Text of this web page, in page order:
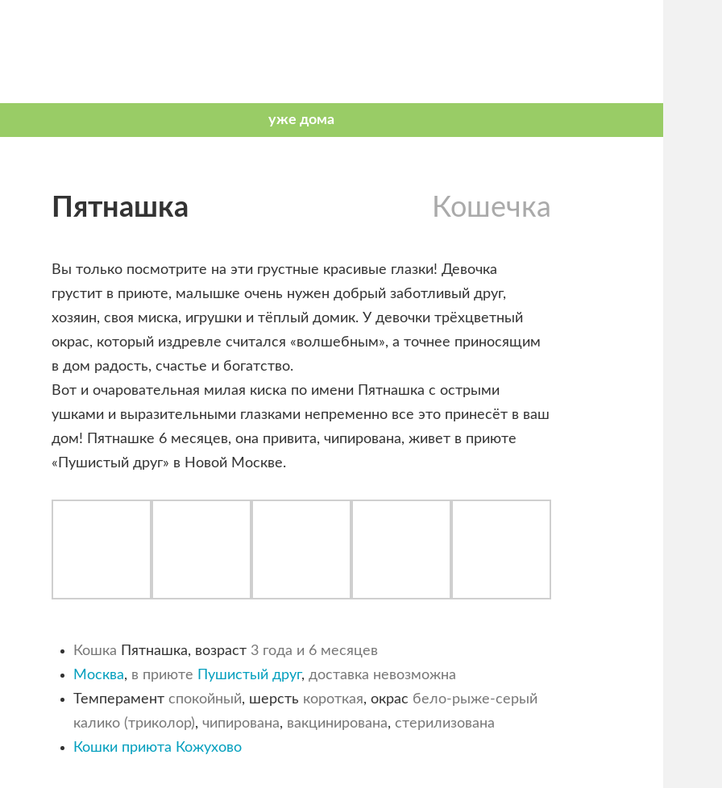
Кошечка
Пятнашка
Вы только посмотрите на эти грустные красивые глазки! Девочка
грустит в приюте, малышке очень нужен добрый заботливый друг,
хозяин, своя миска, игрушки и тёплый домик. У девочки трёхцветный
окрас, который издревле считался «волшебным», а точнее приносящим
в дом радость, счастье и богатство.
Вот и очаровательная милая киска по имени Пятнашка с острыми
ушками и выразительными глазками непременно все это принесёт в ваш
дом! Пятнашке 6 месяцев, она привита, чипирована, живет в приюте
«Пушистый друг» в Новой Москве.
Кошка Пятнашка, возраст 3 года и 6 месяцев
Москва, в приюте Пушистый друг, доставка невозможна
Темперамент спокойный, шерсть короткая, окрас бело-рыже-серый
калико (триколор), чипирована, вакцинирована, стерилизована
Кошки приюта Кожухово